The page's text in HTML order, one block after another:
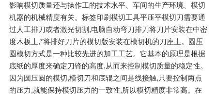
影响模切质量还与操作工的技术水平、车间的生产环境、模切
机器的机械精度有关。标签印刷模切工具平压平模切刀需要通
过人工排刀或者激光切割,电脑自动弯刀排刀将刀片安装在中密
度木板上,*将排好刀片的模切版安装在模切机的刀座上。圆压
圆模切方式是一种比较先进的加工工艺。它基本的原理是根据
底纸的厚度来确定刀锋的高度,从而来控制模切质量的稳定性。
因为圆压圆的模切,模切刀和底辊之间是线接触,只要控制两点
的压力,就能保持模切压力的一致性,所以模切精度非常高。在